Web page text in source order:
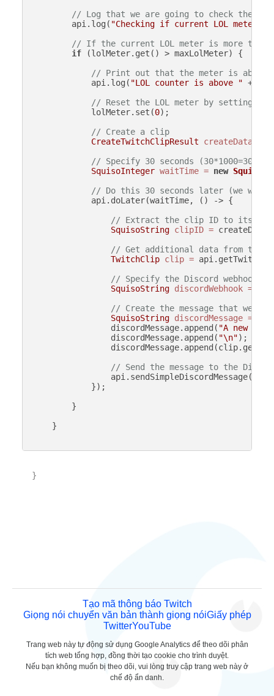
// Log that we are going to check the
        api.log(
"Checking if current LOL meter "
// If the current LOL meter is more than
if (lolMeter.get() > maxLolMeter) {
// Print out that the meter is above
            api.log(
"LOL counter is above " +
// Reset the LOL meter by setting it
            lolMeter.set(
0);
// Create a clip
CreateTwitchClipResult
createData
// Specify 30 seconds
SquisoInteger waitTime = new
// Do this 30 seconds later (we wait
            api.doLater(waitTime, () -> {
// Extract the clip ID to its own
SquisoString clipID =
// Get additional data from the
TwitchClip clip =
// Specify the Discord webhook
SquisoString discordWebhook =
// Create the message that we
SquisoString discordMessage =
                discordMessage.append(
"A new
                discordMessage.append(
"\n");
// Send the message to the
            });
        }
    }
}
Tạo mã thông báo Twitch
Giọng nói chuyển văn bản thành giọng nóiGiấy phép
TwitterYouTube
Trang web này tự động sử dụng Google Analytics để theo dõi phân
tích web tổng hợp, đồng thời tạo cookie cho trình duyệt.
Nếu bạn không muốn bị theo dõi, vui lòng truy cập trang web này ở
chế độ ẩn danh.